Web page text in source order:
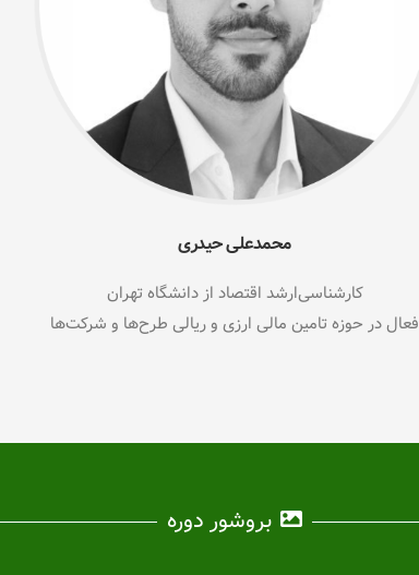
محمدعلی حیدری
کارشناسی‌ارشد اقتصاد از دانشگاه تهران
فعال در حوزه تامین مالی ارزی و ریالی طرح‌ها و شرکت‌ها
بروشور دوره